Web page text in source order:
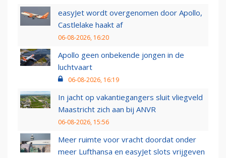
easyJet wordt overgenomen door Apollo,
Castlelake haakt af
06-08-2026, 16:20
Apollo geen onbekende jongen in de
luchtvaart
06-08-2026, 16:19
In jacht op vakantiegangers sluit vliegveld
Maastricht zich aan bij ANVR
06-08-2026, 15:56
Meer ruimte voor vracht doordat onder
meer Lufthansa en easyJet slots vrijgeven